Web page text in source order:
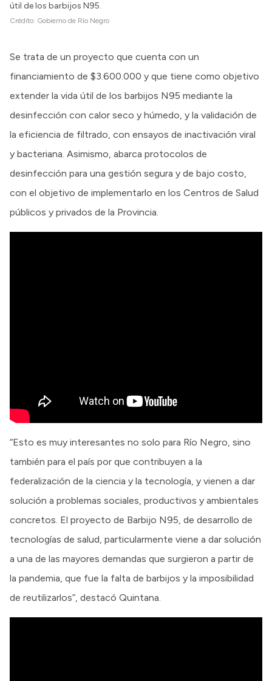
útil de los barbijos N95.
Crédito: Gobierno de Río Negro
Se trata de un proyecto que cuenta con un
financiamiento de $3.600.000 y que tiene como objetivo
extender la vida útil de los barbijos N95 mediante la
desinfección con calor seco y húmedo, y la validación de
la eficiencia de filtrado, con ensayos de inactivación viral
y bacteriana. Asimismo, abarca protocolos de
desinfección para una gestión segura y de bajo costo,
con el objetivo de implementarlo en los Centros de Salud
públicos y privados de la Provincia.
“Esto es muy interesantes no solo para Río Negro, sino
también para el país por que contribuyen a la
federalización de la ciencia y la tecnología, y vienen a dar
solución a problemas sociales, productivos y ambientales
concretos. El proyecto de Barbijo N95, de desarrollo de
tecnologías de salud, particularmente viene a dar solución
a una de las mayores demandas que surgieron a partir de
la pandemia, que fue la falta de barbijos y la imposibilidad
de reutilizarlos”, destacó Quintana.